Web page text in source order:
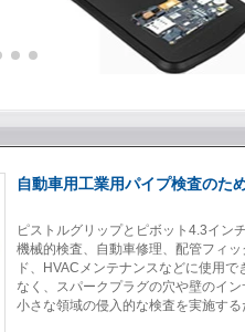
自動車用工業用パイプ検査のた
ピストルグリップとピボット4.3イン
機械的検査、自動車修理、配管フィ
ド、HVACメンテナンスなどに使用
なく、スパークプラグの穴や壁のイ
小さな領域の侵入的な検査を実施す